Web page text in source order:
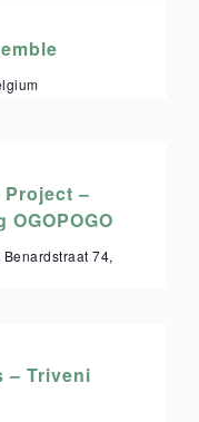
–
74,
– Triveni